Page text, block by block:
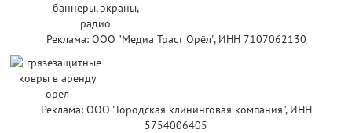
Реклама: ООО "Медиа Траст Орёл", ИНН 7107062130
Реклама: ООО "Городская клининговая компания", ИНН
5754006405